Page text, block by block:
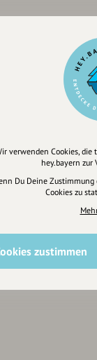
verwenden Cookies,
hey.bayern zur
Du Deine
Cookies zu
zustimmen